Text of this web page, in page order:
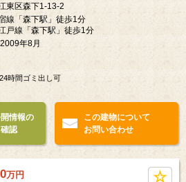
東区森下1-13-2
線「森下駅」徒歩1分
戸線「森下駅」徒歩1分
2009年8月
24時間ゴミ出し可
情報の
確認
この建物について
お問い合わせ
万円